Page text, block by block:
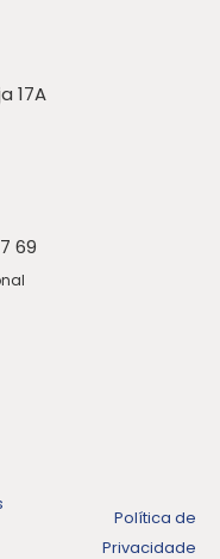
17A
69
Política de
Privacidade